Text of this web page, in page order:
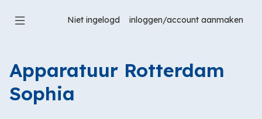
naar
Niet ingelogd
Apparatuur Rotterdam
Sophia